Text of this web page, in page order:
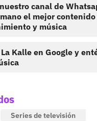
canal de
el mejor contenido
y música
Kalle en Google y
Series de televisión